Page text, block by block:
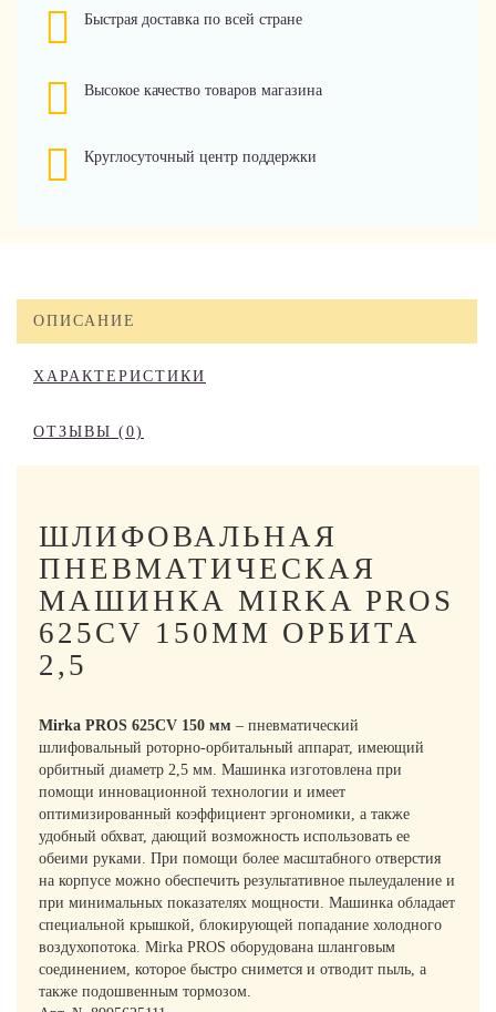
Быстрая доставка по всей стране
Высокое качество товаров магазина
Круглосуточный центр поддержки
ОПИСАНИЕ
ХАРАКТЕРИСТИКИ
ОТЗЫВЫ (0)
ШЛИФОВАЛЬНАЯ
ПНЕВМАТИЧЕСКАЯ
МАШИНКА MIRKA PROS
625CV 150ММ ОРБИТА
2,5
Mirka PROS 625CV 150 мм – пневматический
шлифовальный роторно-орбитальный аппарат, имеющий
орбитный диаметр 2,5 мм. Машинка изготовлена при
помощи инновационной технологии и имеет
оптимизированный коэффициент эргономики, а также
удобный обхват, дающий возможность использовать ее
обеими руками. При помощи более масштабного отверстия
на корпусе можно обеспечить результативное пылеудаление и
при минимальных показателях мощности. Машинка обладает
специальной крышкой, блокирующей попадание холодного
воздухопотока. Mirka PROS оборудована шланговым
соединением, которое быстро снимется и отводит пыль, а
также подошвенным тормозом.